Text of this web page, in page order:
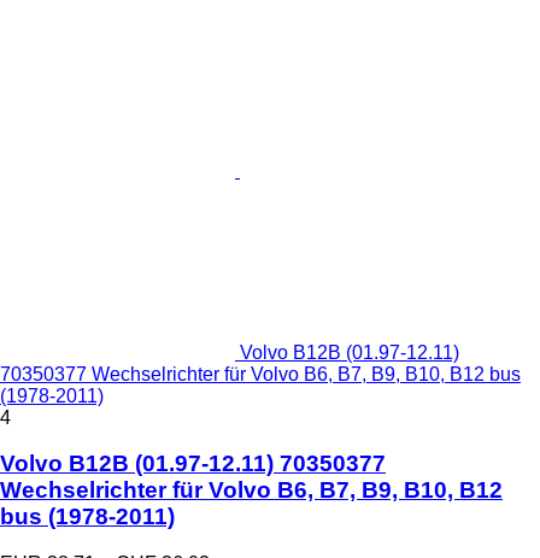
Volvo B12B (01.97-12.11)
70350377 Wechselrichter für Volvo B6, B7, B9, B10, B12 bus
(1978-2011)
4
Volvo B12B (01.97-12.11) 70350377
Wechselrichter für Volvo B6, B7, B9, B10, B12
bus (1978-2011)